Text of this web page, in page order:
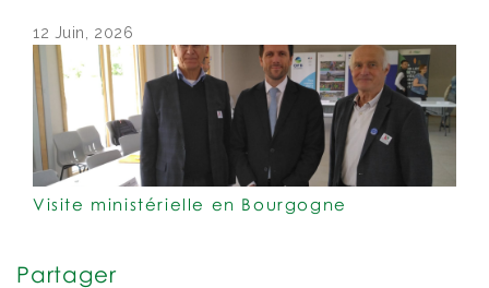
12 Juin, 2026
Visite ministérielle en Bourgogne
Partager